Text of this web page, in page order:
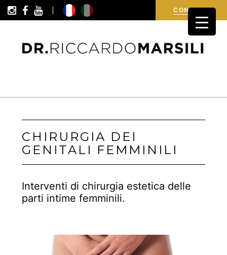
CONTATTI
CHIRURGIA DEI
GENITALI FEMMINILI
Interventi di chirurgia estetica delle
parti intime femminili.
R
i
c
h
i
e
d
i
in
f
o
r
m
a
z
i
o
n
i